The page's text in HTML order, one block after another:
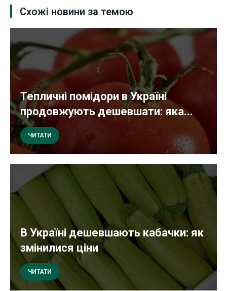
Схожі новини за темою
Тепличні помідори в Україні
продовжують дешевшати: яка...
ЧИТАТИ
В Україні дешевшають кабачки: як
змінилися ціни
ЧИТАТИ